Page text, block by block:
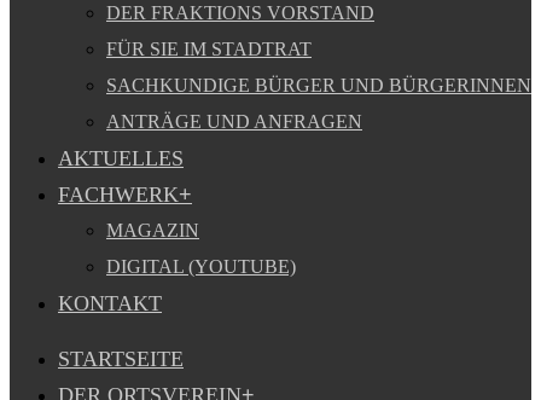
DER FRAKTIONS VORSTAND
FÜR SIE IM STADTRAT
SACHKUNDIGE BÜRGER UND BÜRGERINNEN
ANTRÄGE UND ANFRAGEN
AKTUELLES
FACHWERK
MAGAZIN
DIGITAL (YOUTUBE)
KONTAKT
STARTSEITE
DER ORTSVEREIN